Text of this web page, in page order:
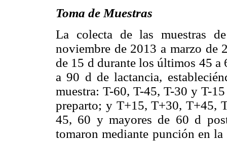
Toma de Muestras
La colecta de las muestras
noviembre de 2013 a marzo de
de 15 d durante los últimos 45
a 90 d de lactancia,
muestra: T-60, T-45, T-30 y T-
preparto; y T+15, T+30, T+45,
45, 60 y mayores de 60 d
tomaron mediante punción en